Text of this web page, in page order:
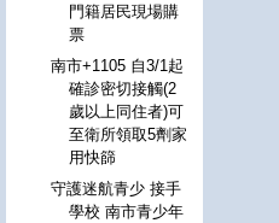
門籍居民現場購
票
南市+1105 自3/1起
確診密切接觸(2
歲以上同住者)可
至衛所領取5劑家
用快篩
守護迷航青少 接手
學校 南市青少年